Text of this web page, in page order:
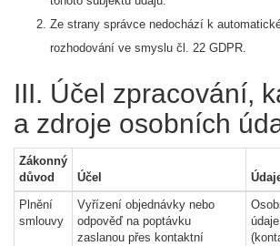
Ze strany správce nedochází k
rozhodování ve smyslu čl. 22 GDPR.
III. Účel zpracování,
a zdroje osobních
Zákonný
důvod
Účel
Plnění
smlouvy
Vyřízení objednávky nebo
odpověď na poptávku
zaslanou přes kontaktní